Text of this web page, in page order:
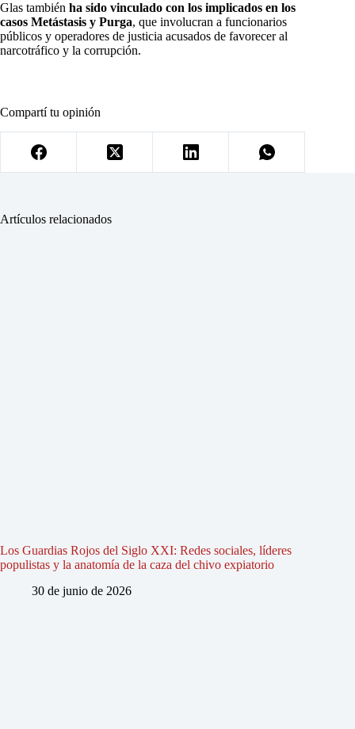
Glas también ha sido vinculado con los implicados en los
casos Metástasis y Purga, que involucran a funcionarios
públicos y operadores de justicia acusados de favorecer al
narcotráfico y la corrupción.
Compartí tu opinión
Artículos relacionados
Los Guardias Rojos del Siglo XXI: Redes sociales, líderes
populistas y la anatomía de la caza del chivo expiatorio
30 de junio de 2026